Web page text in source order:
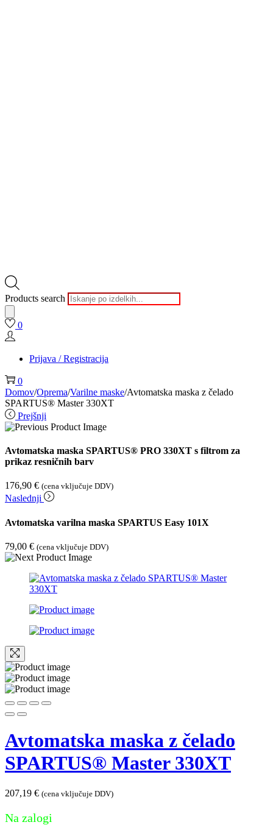
Products search
0
Prijava / Registracija
0
Domov/Oprema/Varilne maske/Avtomatska maska ​​z čelado
SPARTUS® Master 330XT
Prejšnji
Avtomatska maska ​​SPARTUS® PRO 330XT s filtrom za
prikaz resničnih barv
176,90 € (cena vključuje DDV)
Naslednji
Avtomatska varilna maska SPARTUS Easy 101X
79,00 € (cena vključuje DDV)
Avtomatska maska ​​z čelado
SPARTUS® Master 330XT
207,19 € (cena vključuje DDV)
Na zalogi